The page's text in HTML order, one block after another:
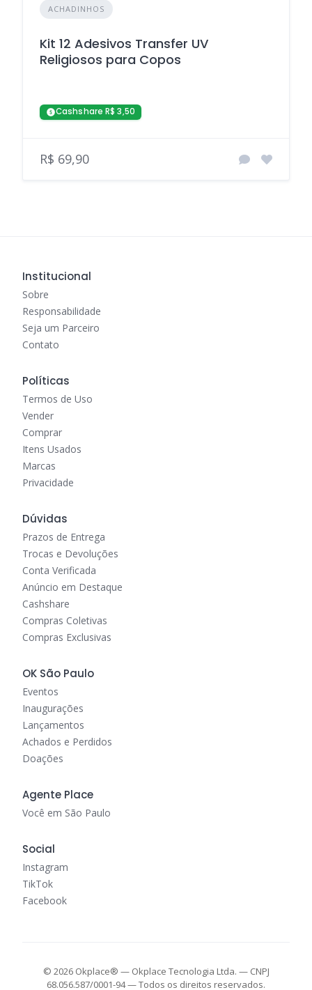
ACHADINHOS
Kit 12 Adesivos Transfer UV
Religiosos para Copos
Cashshare R$ 3,50
R$ 69,90
Institucional
Sobre
Responsabilidade
Seja um Parceiro
Contato
Políticas
Termos de Uso
Vender
Comprar
Itens Usados
Marcas
Privacidade
Dúvidas
Prazos de Entrega
Trocas e Devoluções
Conta Verificada
Anúncio em Destaque
Cashshare
Compras Coletivas
Compras Exclusivas
OK São Paulo
Eventos
Inaugurações
Lançamentos
Achados e Perdidos
Doações
Agente Place
Você em São Paulo
Social
Instagram
TikTok
Facebook
© 2026 Okplace® — Okplace Tecnologia Ltda. — CNPJ
68.056.587/0001-94 — Todos os direitos reservados.